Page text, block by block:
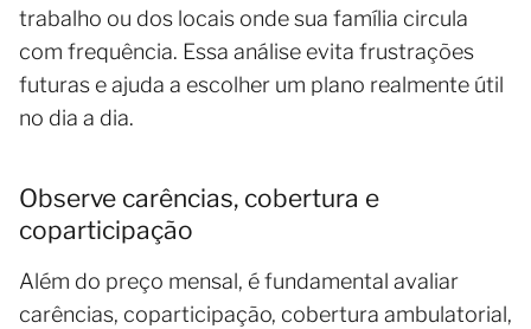
trabalho ou dos locais onde sua família circula
com frequência. Essa análise evita frustrações
futuras e ajuda a escolher um plano realmente útil
no dia a dia.
Observe carências, cobertura e
coparticipação
Além do preço mensal, é fundamental avaliar
carências, coparticipação, cobertura ambulatorial,